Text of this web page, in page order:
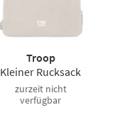
Troop
Kleiner Rucksack
zurzeit nicht
verfügbar